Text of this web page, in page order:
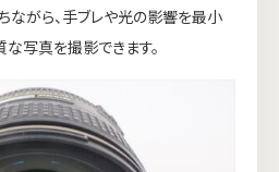
がら、手ブレや光の影響を最小
写真を撮影できます。